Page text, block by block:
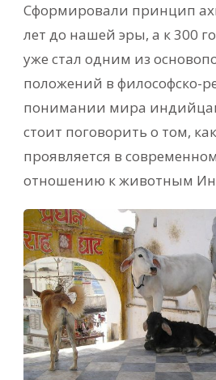
Сформировали принцип
лет до нашей эры, а к 300
уже стал одним из
положений в философско-
понимании мира
стоит поговорить о том,
проявляется в
отношению к животным